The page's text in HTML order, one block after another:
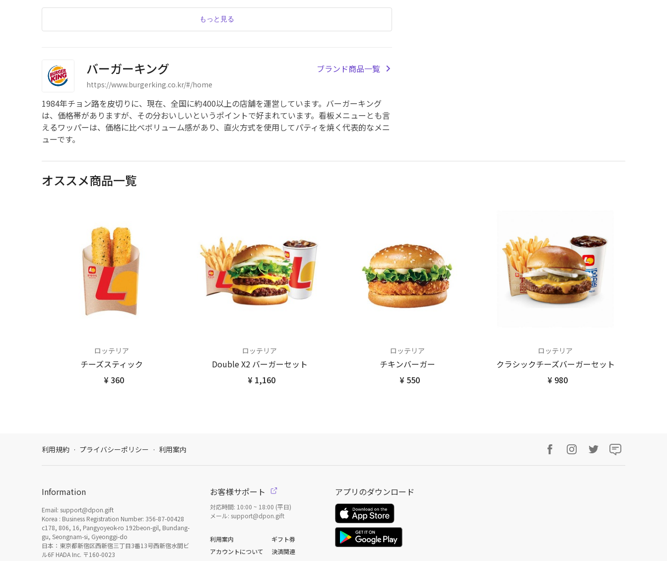
もっと見る
バーガーキング
https://www.burgerking.co.kr/#/home
ブランド商品一覧
1984年チョン路を皮切りに、現在、全国に約400以上の店舗を運営しています。バーガーキング
は、価格帯がありますが、その分おいしいというポイントで好まれています。看板メニューとも言
えるワッパーは、価格に比べボリューム感があり、直火方式を使用してパティを焼く代表的なメニ
ューです。
オススメ商品一覧
ロッテリア
チーズスティック
¥ 360
ロッテリア
Double X2 バーガーセット
¥ 1,160
ロッテリア
チキンバーガー
¥ 550
ロッテリア
クラシックチーズバーガーセット
¥ 980
利用規約 · プライバシーポリシー · 利用案内
Information
Email: support@dpon.gift
Korea : Business Registration Number: 356-87-00428
c178, 806, 16, Pangyoyeok-ro 192beon-gil, Bundang-
gu, Seongnam-si, Gyeonggi-do
日本：東京都新宿区西新宿三丁目3番13号西新宿水間ビ
ル6F HADA Inc. 〒160-0023
お客様サポート
対応時間: 10:00 ~ 18:00 (平日)
メール: support@dpon.gift
利用案内
ギフト券
アカウントについて
決済関連
アプリのダウンロード